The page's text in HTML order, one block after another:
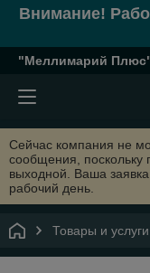
Внимание!
"Меллимарий
Сейчас компания не
сообщения, поскольку
выходной. Ваша
рабочий день.
Товары и услуги